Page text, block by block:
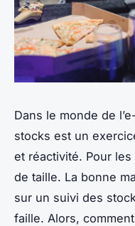
Dans le monde de
stocks est un
et réactivité. Pour
de taille. La bonne
sur un suivi des
faille. Alors,